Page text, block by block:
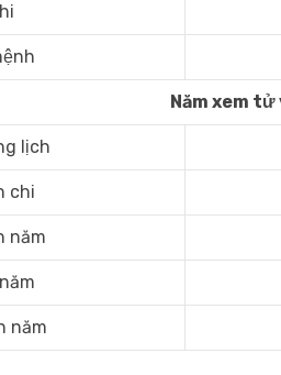
Năm xem tử
lịch
chi
năm
năm